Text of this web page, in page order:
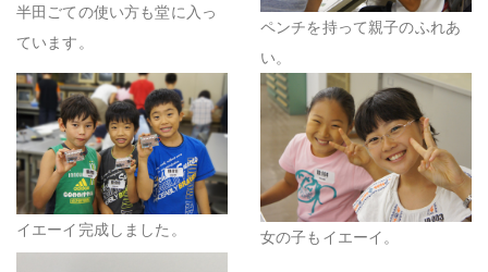
半田ごての使い方も堂に入っ
ています。
ペンチを持って親子のふれあ
い。
イエーイ完成しました。 女の子もイエーイ。